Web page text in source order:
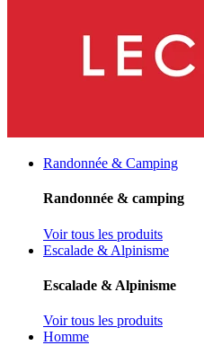
Randonnée & Camping
Randonnée & camping
Voir tous les produits
Escalade & Alpinisme
Escalade & Alpinisme
Voir tous les produits
Homme